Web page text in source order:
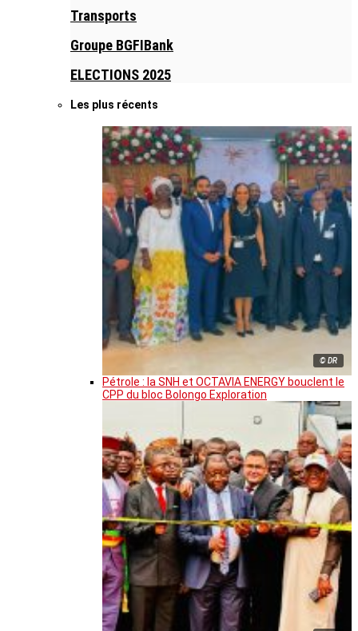
Transports
Groupe BGFIBank
ELECTIONS 2025
Les plus récents
© DR
Pétrole : la SNH et OCTAVIA ENERGY bouclent le
CPP du bloc Bolongo Exploration